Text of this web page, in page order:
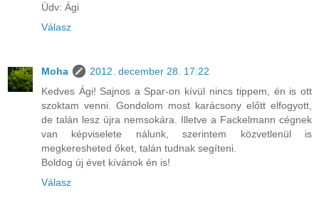
Üdv: Ági
Válasz
Moha
2012. december 28. 17:22
Kedves Ági! Sajnos a Spar-on kívül nincs tippem, én is ott
szoktam venni. Gondolom most karácsony előtt elfogyott,
de talán lesz újra nemsokára. Illetve a Fackelmann cégnek
van képviselete nálunk, szerintem közvetlenül is
megkeresheted őket, talán tudnak segíteni.
Boldog új évet kívánok én is!
Válasz